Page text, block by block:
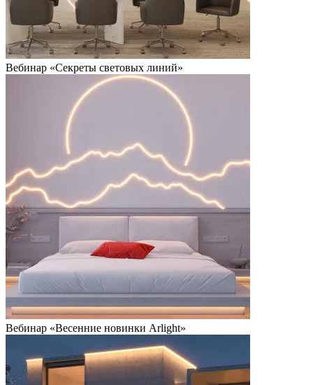
Вебинар «Секреты световых линий»
Вебинар «Весенние новинки Arlight»